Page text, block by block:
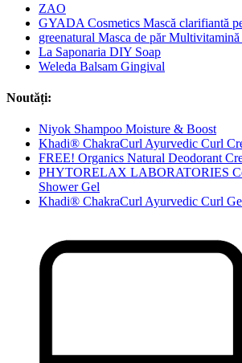
ZAO
GYADA Cosmetics Mască clarifiantă
greenatural Masca de păr
La Saponaria DIY Soap
Weleda Balsam Gingival
Noutăți:
Niyok Shampoo Moisture & Boost
Khadi® ChakraCurl Ayurvedic Curl
FREE! Organics Natural Deodorant
PHYTORELAX LABORATORIES
Shower Gel
Khadi® ChakraCurl Ayurvedic Curl